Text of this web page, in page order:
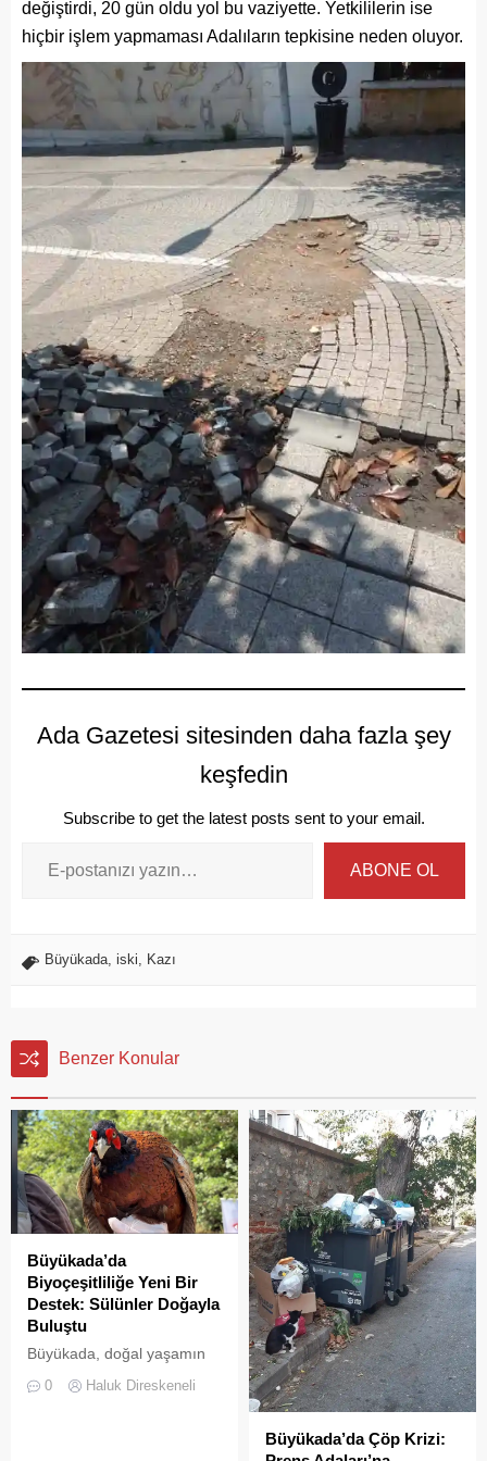
değiştirdi, 20 gün oldu yol bu vaziyette. Yetkililerin ise
hiçbir işlem yapmaması Adalıların tepkisine neden oluyor.
Ada Gazetesi sitesinden daha fazla şey
keşfedin
Subscribe to get the latest posts sent to your email.
ABONE OL
Büyükada iski Kazı
Benzer Konular
Büyükada’da
Biyoçeşitliliğe Yeni Bir
Destek: Sülünler Doğayla
Buluştu
Büyükada, doğal yaşamın
korunması ve biyolojik
çeşitliliğin
0 Haluk Direskeneli
Büyükada’da Çöp Krizi: